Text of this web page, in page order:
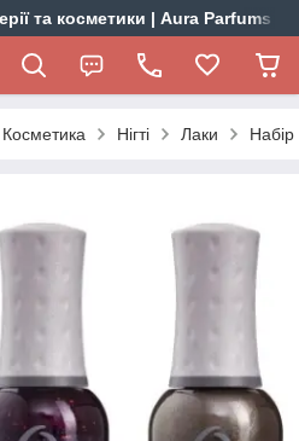
та косметики | Aura Parfums
Косметика Нігті Лаки